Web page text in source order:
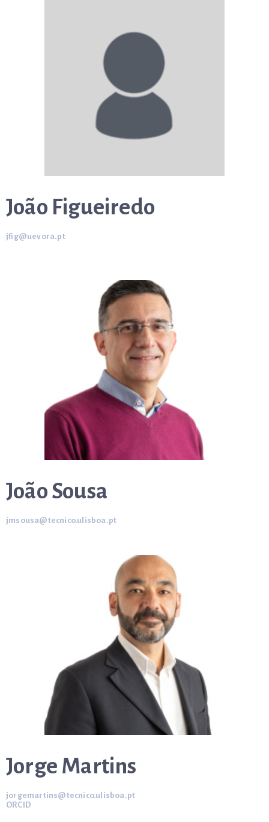
João Figueiredo
jfig@uevora.pt
João Sousa
jmsousa@tecnico.ulisboa.pt
Jorge Martins
jorgemartins@tecnico.ulisboa.pt
ORCID